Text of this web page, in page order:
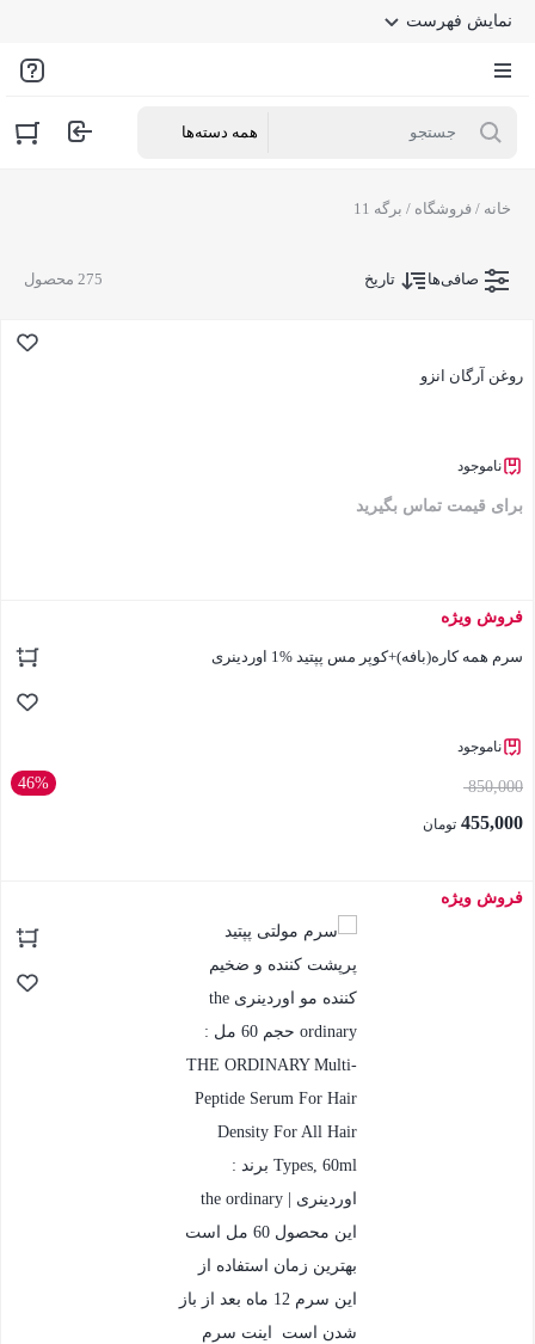
نمایش فهرست
خانه / فروشگاه / برگه 11
275 محصول صافی‌ها تاریخ
روغن آرگان انزو
ناموجود
برای قیمت تماس بگیرید
بستن
فروش ویژه
سرم همه کاره(بافه)+کوپر مس پپتید %1 اوردینری
ناموجود
46% 850,000
455,000 تومان
بستن
فروش ویژه